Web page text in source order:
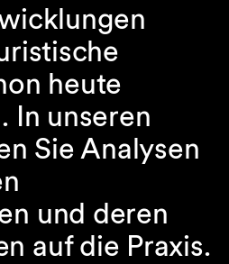
heute
In unseren
Sie Analysen
und deren
auf die Praxis.